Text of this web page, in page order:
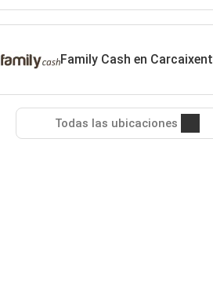
Family Cash en Carcaixent
Todas las ubicaciones